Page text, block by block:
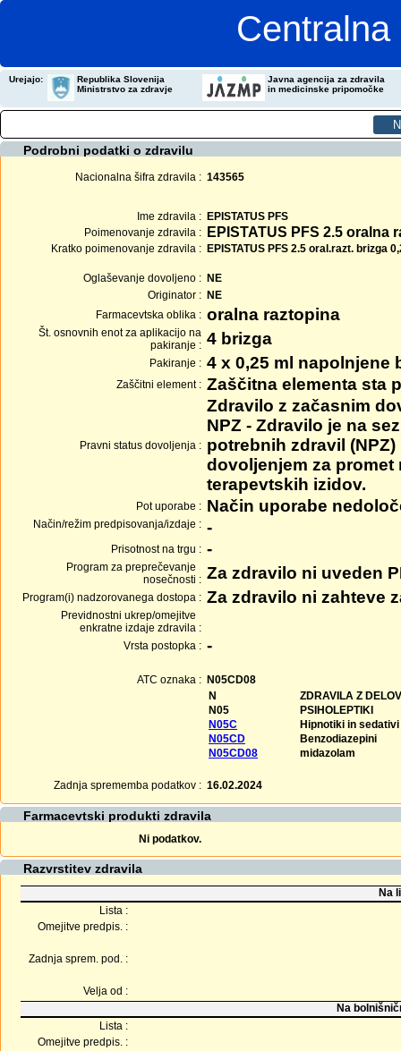
Urejajo:
Republika Slovenija
Ministrstvo za zdravje
Javna agencija za zdravila
in medicinske pripomočke
Podrobni podatki o zdravilu
Nacionalna šifra zdravila : 143565
Ime zdravila : EPISTATUS PFS
Poimenovanje zdravila :
EPISTATUS PFS 2.5 oralna
Kratko poimenovanje zdravila : EPISTATUS PFS 2.5 oral.razt. brizga
Oglaševanje dovoljeno : NE
Originator : NE
Farmacevtska oblika : oralna raztopina
Št. osnovnih enot za aplikacijo na
pakiranje : 4 brizga
Pakiranje : 4 x 0,25 ml napolnjene
Zaščitni element : Zaščitna elementa sta
Pravni status dovoljenja :
Zdravilo z začasnim
NPZ - Zdravilo je na
potrebnih zdravil
dovoljenjem za
terapevtskih izidov.
Pot uporabe : Način uporabe
Način/režim predpisovanja/izdaje : -
Prisotnost na trgu : -
Program za preprečevanje
nosečnosti : Za zdravilo ni uveden
Program(i) nadzorovanega dostopa : Za zdravilo ni zahteve
Previdnostni ukrep/omejitve
enkratne izdaje zdravila :
Vrsta postopka : -
ATC oznaka : N05CD08
N
ZDRAVILA Z
N05
PSIHOLEPTIKI
N05C
Hipnotiki in sedativi
N05CD
Benzodiazepini
N05CD08
midazolam
Zadnja sprememba podatkov : 16.02.2024
Farmacevtski produkti zdravila
Ni podatkov.
Razvrstitev zdravila
Na
Lista :
Omejitve predpis. :
Zadnja sprem. pod. :
Velja od :
Na
Lista :
Omejitve predpis. :